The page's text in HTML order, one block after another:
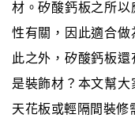
材。矽酸鈣板之所
性有關，因此適合
此之外，矽酸鈣板
是裝飾材？本文幫
天花板或輕隔間裝修